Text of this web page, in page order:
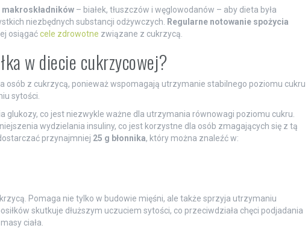
– białek, tłuszczów i węglowodanów – aby dieta była
niezbędnych substancji odżywczych. Regularne notowanie spożycia
osiągaćcele zdrowotne związane z cukrzycą.
w diecie cukrzycowej?
osób z cukrzycą, ponieważ wspomagają utrzymanie stabilnego poziomu cukru
sytości.
glukozy, co jest niezwykle ważne dla utrzymania równowagi poziomu cukru.
wydzielania insuliny, co jest korzystne dla osób zmagających się z tą
przynajmniej 25 g błonnika, który można znaleźć w:
Pomaga nie tylko w budowie mięśni, ale także sprzyja utrzymaniu
skutkuje dłuższym uczuciem sytości, co przeciwdziała chęci podjadania
ciała.